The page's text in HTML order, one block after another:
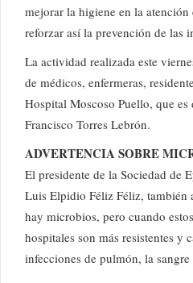
mejorar la higiene en la
reforzar así la prevención de las
La actividad realizada este
de médicos, enfermeras,
Hospital Moscoso Puello, que
Francisco Torres Lebrón.
ADVERTENCIA SOBRE
El presidente de la Sociedad de
Luis Elpidio Féliz Féliz, también
hay microbios, pero cuando
hospitales son más resistentes y
infecciones de pulmón, la